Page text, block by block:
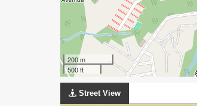
200 m
500 ft
Street View